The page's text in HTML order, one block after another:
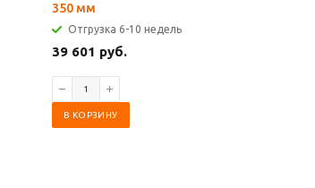
350 мм
Отгрузка 6-10 недель
39 601 руб.
В КОРЗИНУ